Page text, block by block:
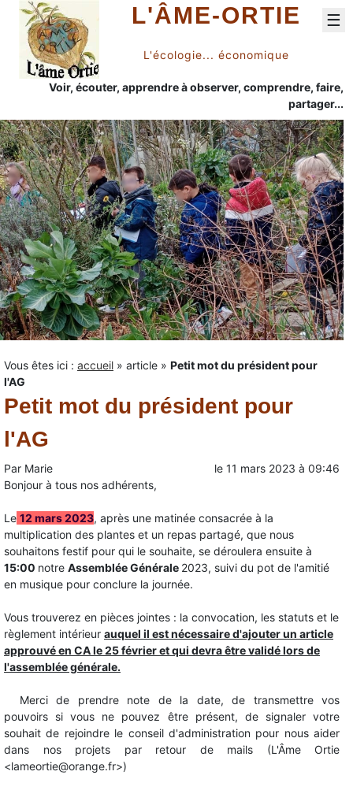
L'ÂME-ORTIE
L'écologie... économique
Voir, écouter, apprendre à observer, comprendre, faire,
partager...
☰
Vous êtes ici : accueil » article » Petit mot du président pour
l'AG
Petit mot du président pour
l'AG
Par Marie le 11 mars 2023 à 09:46
Bonjour à tous nos adhérents,
Le 12 mars 2023, après une matinée consacrée à la
multiplication des plantes et un repas partagé, que nous
souhaitons festif pour qui le souhaite, se déroulera ensuite à
15:00 notre Assemblée Générale 2023, suivi du pot de l'amitié
en musique pour conclure la journée.
Vous trouverez en pièces jointes : la convocation, les statuts et le
règlement intérieur auquel il est nécessaire d'ajouter un article
approuvé en CA le 25 février et qui devra être validé lors de
l'assemblée générale.
Merci de prendre note de la date, de transmettre vos
pouvoirs si vous ne pouvez être présent, de signaler votre
souhait de rejoindre le conseil d'administration pour nous aider
dans nos projets par retour de mails (L'Âme Ortie
<lameortie@orange.fr>)